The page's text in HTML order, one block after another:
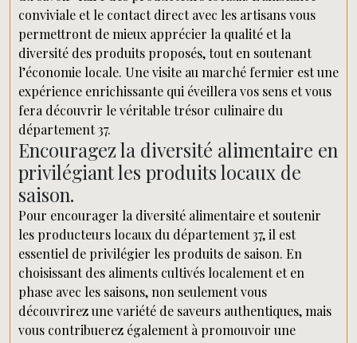
conviviale et le contact direct avec les artisans vous
permettront de mieux apprécier la qualité et la
diversité des produits proposés, tout en soutenant
l’économie locale. Une visite au marché fermier est une
expérience enrichissante qui éveillera vos sens et vous
fera découvrir le véritable trésor culinaire du
département 37.
Encouragez la diversité alimentaire en
privilégiant les produits locaux de
saison.
Pour encourager la diversité alimentaire et soutenir
les producteurs locaux du département 37, il est
essentiel de privilégier les produits de saison. En
choisissant des aliments cultivés localement et en
phase avec les saisons, non seulement vous
découvrirez une variété de saveurs authentiques, mais
vous contribuerez également à promouvoir une